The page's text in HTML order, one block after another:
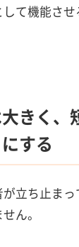
て機能させ
きく、
する
立ち止ま
ん。